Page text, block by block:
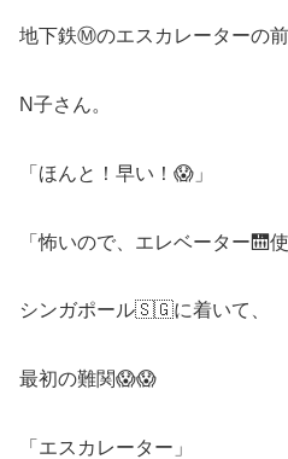
地下鉄Ⓜ️のエスカレーターの前
N子さん。
「ほんと！早い！😱」
「怖いので、エレベーター🛗
シンガポール🇸🇬に着いて、
最初の難関😱😱
「エスカレーター」